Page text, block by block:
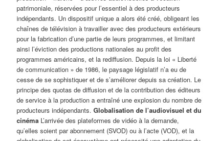
patrimoniale, réservées pour l’essentiel à des producteurs
indépendants. Un dispositif unique a alors été créé, obligeant les
chaînes de télévision à travailler avec des producteurs extérieurs
pour la fabrication d’une partie de leurs programmes, et limitant
ainsi l’éviction des productions nationales au profit des
programmes américains, et la rediffusion. Depuis la loi « Liberté
de communication » de 1986, le paysage législatif n’a eu de
cesse de se sophistiquer et de s’améliorer depuis sa création. Le
principe des quotas de diffusion et de la contribution des éditeurs
de service à la production a entraîné une explosion du nombre de
producteurs indépendants.Globalisation de l’audiovisuel et du
cinéma L’arrivée des plateformes de vidéo à la demande,
qu’elles soient par abonnement (SVOD) ou à l’acte (VOD), et la